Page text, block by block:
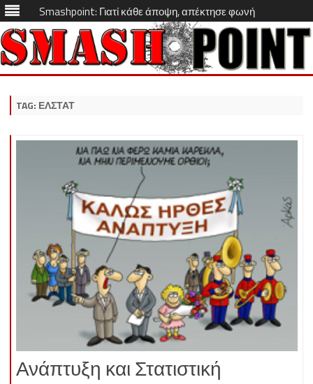
Smashpoint: Γιατί κάθε άποψη, απέκτησε φωνή
Skip
TAG: ΕΛΣΤΑΤ
Ανάπτυξη και Στατιστική